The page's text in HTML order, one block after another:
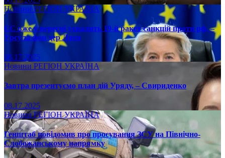
НовиниРЕГІОН УКРАЇНА
ЄС вже у вересні ухвалить 19-й ракет санкцій проти рф, –
Урсула фон дер Ляєн
08.17.2025
Новини РЕГІОН УКРАЇНА
Завтра презентуємо план дій Уряду, – Свириденко
08.17.2025
НовиниРЕГІОНУКРАЇНА
Генштаб повідомив про просування ЗСУ на Північно-
Слобожанському напрямку